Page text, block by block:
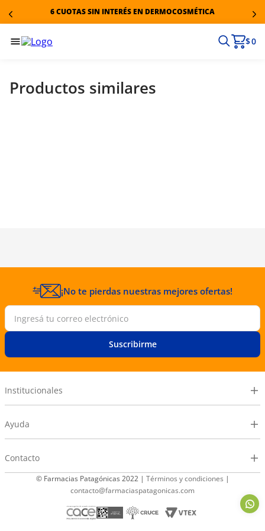
6 CUOTAS SIN INTERÉS EN DERMOCOSMÉTICA
$ 0
Productos similares
¡No te pierdas nuestras mejores ofertas!
Suscribirme
Institucionales
Ayuda
Contacto
© Farmacias Patagónicas 2022 | Términos y condiciones |
contacto@farmaciaspatagonicas.com